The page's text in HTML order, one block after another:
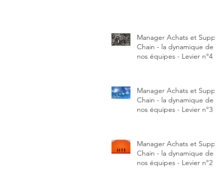
Manager Achats et Supply
Chain - la dynamique de
nos équipes - Levier n°4
Manager Achats et Supply
Chain - la dynamique de
nos équipes - Levier n°3
Manager Achats et Supply
Chain - la dynamique de
nos équipes - Levier n°2